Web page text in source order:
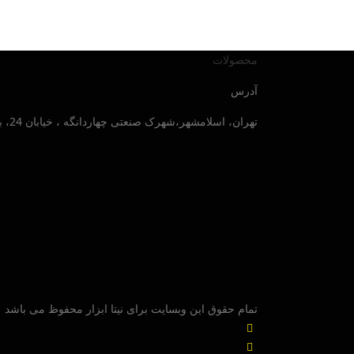
محصولات
آدرس
تهران، اسلامشهر،شهرک صنعتی چهاردانگه ، خیابان 24، بلوار صنایع جنوبی ، پلاک 30
تمام حقوق این وبسایت برای نیتا ابزار محفوظ می باشد